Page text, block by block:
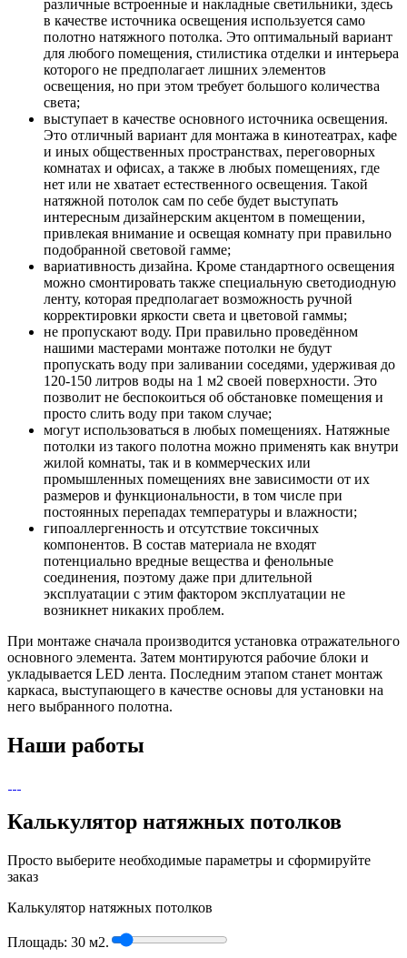
различные встроенные и накладные светильники, здесь
в качестве источника освещения используется само
полотно натяжного потолка. Это оптимальный вариант
для любого помещения, стилистика отделки и интерьера
которого не предполагает лишних элементов
освещения, но при этом требует большого количества
света;
выступает в качестве основного источника освещения.
Это отличный вариант для монтажа в кинотеатрах, кафе
и иных общественных пространствах, переговорных
комнатах и офисах, а также в любых помещениях, где
нет или не хватает естественного освещения. Такой
натяжной потолок сам по себе будет выступать
интересным дизайнерским акцентом в помещении,
привлекая внимание и освещая комнату при правильно
подобранной световой гамме;
вариативность дизайна. Кроме стандартного освещения
можно смонтировать также специальную светодиодную
ленту, которая предполагает возможность ручной
корректировки яркости света и цветовой гаммы;
не пропускают воду. При правильно проведённом
нашими мастерами монтаже потолки не будут
пропускать воду при заливании соседями, удерживая до
120-150 литров воды на 1 м2 своей поверхности. Это
позволит не беспокоиться об обстановке помещения и
просто слить воду при таком случае;
могут использоваться в любых помещениях. Натяжные
потолки из такого полотна можно применять как внутри
жилой комнаты, так и в коммерческих или
промышленных помещениях вне зависимости от их
размеров и функциональности, в том числе при
постоянных перепадах температуры и влажности;
гипоаллергенность и отсутствие токсичных
компонентов. В состав материала не входят
потенциально вредные вещества и фенольные
соединения, поэтому даже при длительной
эксплуатации с этим фактором эксплуатации не
возникнет никаких проблем.
При монтаже сначала производится установка отражательного
основного элемента. Затем монтируются рабочие блоки и
укладывается LED лента. Последним этапом станет монтаж
каркаса, выступающего в качестве основы для установки на
него выбранного полотна.
Наши работы
Калькулятор натяжных потолков
Просто выберите необходимые параметры и сформируйте
заказ
Калькулятор натяжных потолков
Площадь: 30 м2.